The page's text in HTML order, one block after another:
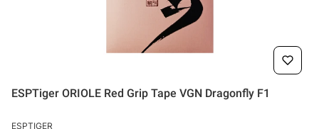
ESPTiger ORIOLE Red Grip Tape VGN Dragonfly F1
PRODUCENT
ESPTIGER